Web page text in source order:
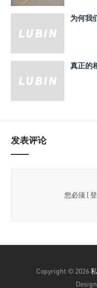
为何我
真正的
发表评论
您必须 [
Copyright © 2026